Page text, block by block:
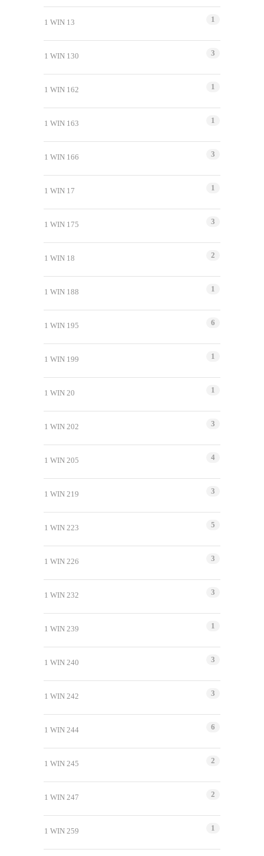
1 WIN 13 1
1 WIN 130 3
1 WIN 162 1
1 WIN 163 1
1 WIN 166 3
1 WIN 17 1
1 WIN 175 3
1 WIN 18 2
1 WIN 188 1
1 WIN 195 6
1 WIN 199 1
1 WIN 20 1
1 WIN 202 3
1 WIN 205 4
1 WIN 219 3
1 WIN 223 5
1 WIN 226 3
1 WIN 232 3
1 WIN 239 1
1 WIN 240 3
1 WIN 242 3
1 WIN 244 6
1 WIN 245 2
1 WIN 247 2
1 WIN 259 1